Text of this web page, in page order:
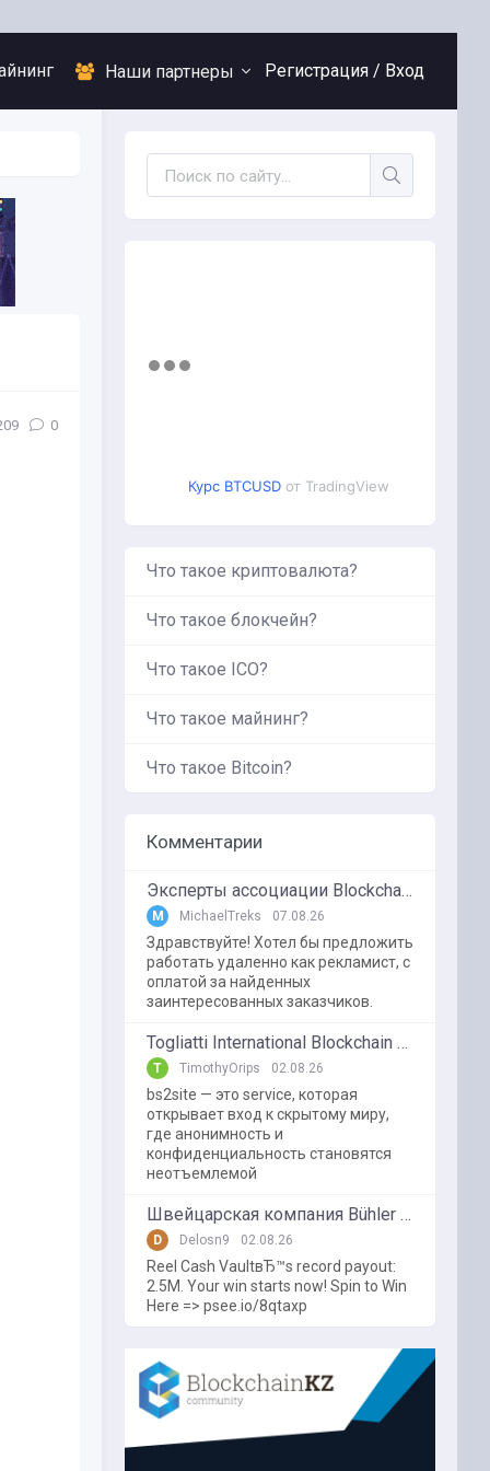
Наши партнеры Регистрация / Вход
0
Курс BTCUSD от TradingView
Что такое криптовалюта?
Что такое блокчейн?
Что такое ICO?
Что такое майнинг?
Что такое Bitcoin?
Комментарии
Эксперты ассоциации BlockchainKZ были приглашенный в г. Туркестан на межрегиональный форум "Финансовая безопастность в эпоху цифровизации и ИИ"
M MichaelTreks 07.08.26
Здравствуйте! Хотел бы предложить
работать удаленно как рекламист, с
оплатой за найденных
заинтересованных заказчиков.
Togliatti International Blockchain Forum
T TimothyOrips 02.08.26
bs2site — это service, которая
открывает вход к скрытому миру,
где анонимность и
конфиденциальность становятся
неотъемлемой
Швейцарская компания Bühler использует блокчейн в пищевой промышленности
D Delosn9 02.08.26
Reel Cash VaultвЂ™s record payout:
2.5M. Your win starts now! Spin to Win
Here => psee.io/8qtaxp